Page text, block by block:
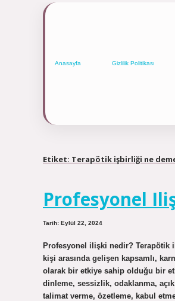
Anasayfa Gizlilik Politikası
Etiket: Terapötik işbirliği ne
Profesyonel
Tarih: Eylül 22, 2024
Profesyonel ilişki nedir? Terapötik
kişi arasında gelişen kapsamlı,
olarak bir etkiye sahip olduğu bir
dinleme, sessizlik, odaklanma,
talimat verme, özetleme, kabul